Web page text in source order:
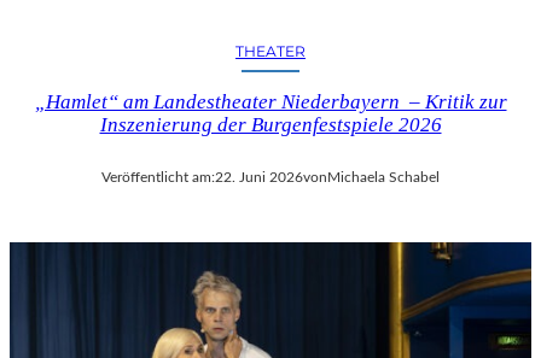
THEATER
„Hamlet“ am Landestheater Niederbayern – Kritik zur
Inszenierung der Burgenfestspiele 2026
Veröffentlicht am:22. Juni 2026vonMichaela Schabel